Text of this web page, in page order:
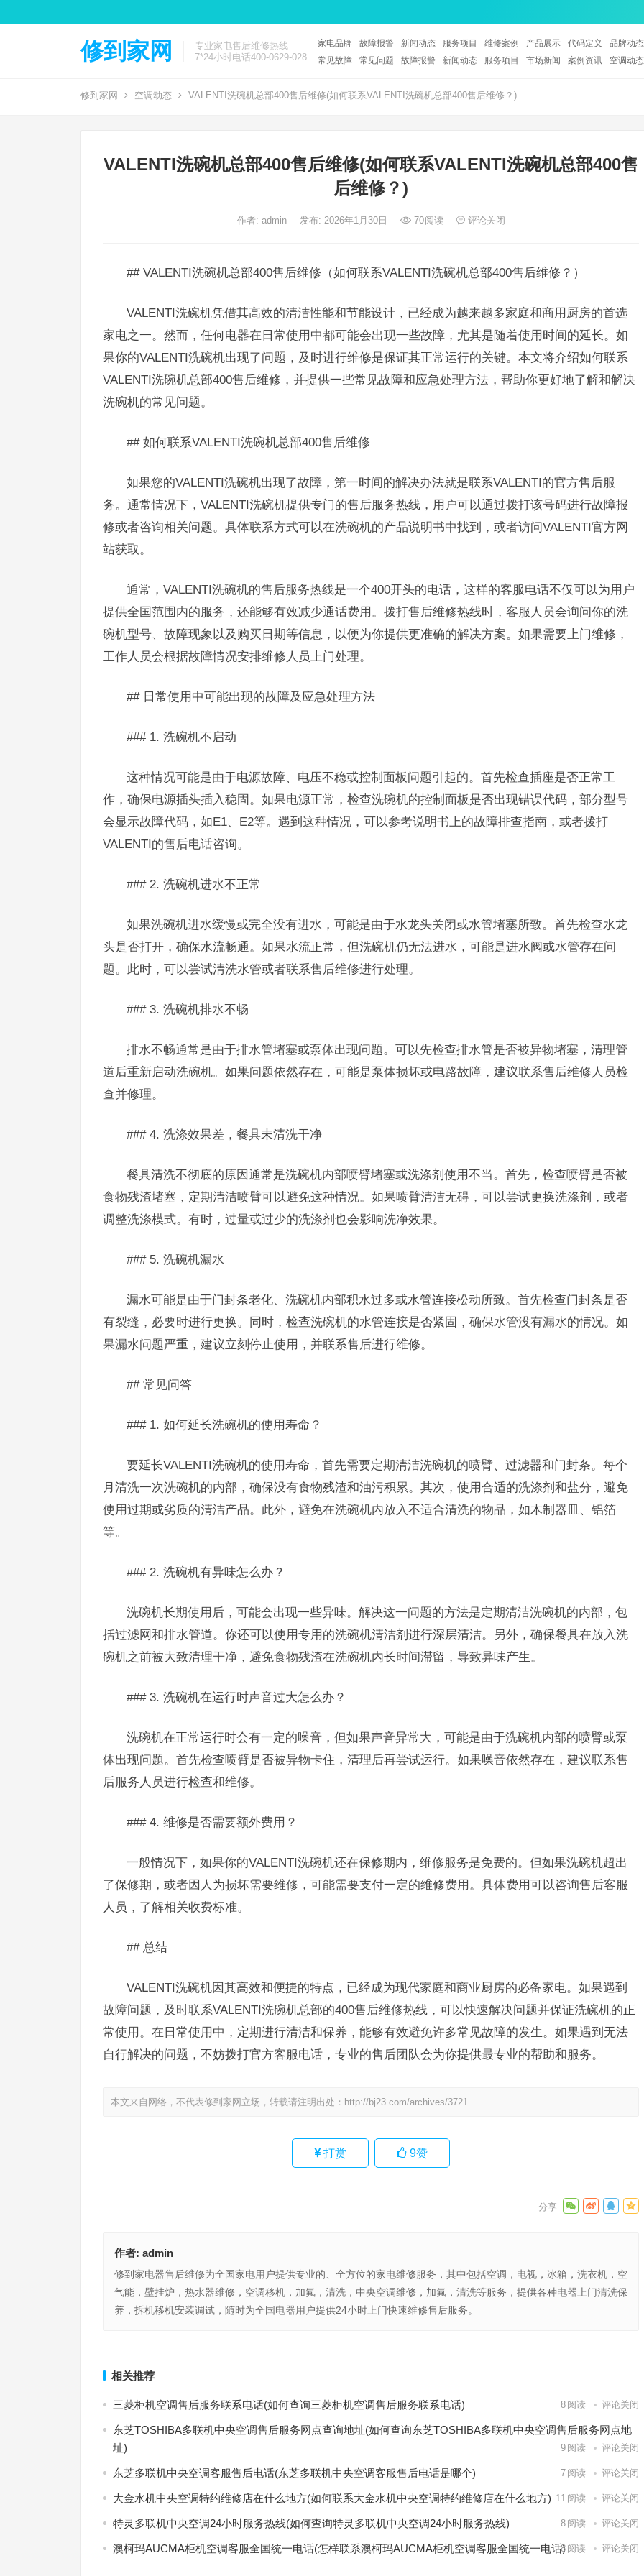
修到家网
专业家电售后维修热线
7*24小时电话400-0629-028
家电品牌 故障报警 新闻动态 服务项目 维修案例 产品展示 代码定义 品牌动态
常见故障
常见问题 故障报警 新闻动态 服务项目 市场新闻 案例资讯 空调动态
修到家网 空调动态 VALENTI洗碗机总部400售后维修(如何联系VALENTI洗碗机总部400售后维修？)
VALENTI洗碗机总部400售后维修(如何联系VALENTI洗碗机总部400售
后维修？)
作者: admin 发布: 2026年1月30日 70阅读 评论关闭
## VALENTI洗碗机总部400售后维修（如何联系VALENTI洗碗机总部400售后维修？）
VALENTI洗碗机凭借其高效的清洁性能和节能设计，已经成为越来越多家庭和商用厨房的首选
家电之一。然而，任何电器在日常使用中都可能会出现一些故障，尤其是随着使用时间的延长。如
果你的VALENTI洗碗机出现了问题，及时进行维修是保证其正常运行的关键。本文将介绍如何联系
VALENTI洗碗机总部400售后维修，并提供一些常见故障和应急处理方法，帮助你更好地了解和解决
洗碗机的常见问题。
## 如何联系VALENTI洗碗机总部400售后维修
如果您的VALENTI洗碗机出现了故障，第一时间的解决办法就是联系VALENTI的官方售后服
务。通常情况下，VALENTI洗碗机提供专门的售后服务热线，用户可以通过拨打该号码进行故障报
修或者咨询相关问题。具体联系方式可以在洗碗机的产品说明书中找到，或者访问VALENTI官方网
站获取。
通常，VALENTI洗碗机的售后服务热线是一个400开头的电话，这样的客服电话不仅可以为用户
提供全国范围内的服务，还能够有效减少通话费用。拨打售后维修热线时，客服人员会询问你的洗
碗机型号、故障现象以及购买日期等信息，以便为你提供更准确的解决方案。如果需要上门维修，
工作人员会根据故障情况安排维修人员上门处理。
## 日常使用中可能出现的故障及应急处理方法
### 1. 洗碗机不启动
这种情况可能是由于电源故障、电压不稳或控制面板问题引起的。首先检查插座是否正常工
作，确保电源插头插入稳固。如果电源正常，检查洗碗机的控制面板是否出现错误代码，部分型号
会显示故障代码，如E1、E2等。遇到这种情况，可以参考说明书上的故障排查指南，或者拨打
VALENTI的售后电话咨询。
### 2. 洗碗机进水不正常
如果洗碗机进水缓慢或完全没有进水，可能是由于水龙头关闭或水管堵塞所致。首先检查水龙
头是否打开，确保水流畅通。如果水流正常，但洗碗机仍无法进水，可能是进水阀或水管存在问
题。此时，可以尝试清洗水管或者联系售后维修进行处理。
### 3. 洗碗机排水不畅
排水不畅通常是由于排水管堵塞或泵体出现问题。可以先检查排水管是否被异物堵塞，清理管
道后重新启动洗碗机。如果问题依然存在，可能是泵体损坏或电路故障，建议联系售后维修人员检
查并修理。
### 4. 洗涤效果差，餐具未清洗干净
餐具清洗不彻底的原因通常是洗碗机内部喷臂堵塞或洗涤剂使用不当。首先，检查喷臂是否被
食物残渣堵塞，定期清洁喷臂可以避免这种情况。如果喷臂清洁无碍，可以尝试更换洗涤剂，或者
调整洗涤模式。有时，过量或过少的洗涤剂也会影响洗净效果。
### 5. 洗碗机漏水
漏水可能是由于门封条老化、洗碗机内部积水过多或水管连接松动所致。首先检查门封条是否
有裂缝，必要时进行更换。同时，检查洗碗机的水管连接是否紧固，确保水管没有漏水的情况。如
果漏水问题严重，建议立刻停止使用，并联系售后进行维修。
## 常见问答
### 1. 如何延长洗碗机的使用寿命？
要延长VALENTI洗碗机的使用寿命，首先需要定期清洁洗碗机的喷臂、过滤器和门封条。每个
月清洗一次洗碗机的内部，确保没有食物残渣和油污积累。其次，使用合适的洗涤剂和盐分，避免
使用过期或劣质的清洁产品。此外，避免在洗碗机内放入不适合清洗的物品，如木制器皿、铝箔
等。
### 2. 洗碗机有异味怎么办？
洗碗机长期使用后，可能会出现一些异味。解决这一问题的方法是定期清洁洗碗机的内部，包
括过滤网和排水管道。你还可以使用专用的洗碗机清洁剂进行深层清洁。另外，确保餐具在放入洗
碗机之前被大致清理干净，避免食物残渣在洗碗机内长时间滞留，导致异味产生。
### 3. 洗碗机在运行时声音过大怎么办？
洗碗机在正常运行时会有一定的噪音，但如果声音异常大，可能是由于洗碗机内部的喷臂或泵
体出现问题。首先检查喷臂是否被异物卡住，清理后再尝试运行。如果噪音依然存在，建议联系售
后服务人员进行检查和维修。
### 4. 维修是否需要额外费用？
一般情况下，如果你的VALENTI洗碗机还在保修期内，维修服务是免费的。但如果洗碗机超出
了保修期，或者因人为损坏需要维修，可能需要支付一定的维修费用。具体费用可以咨询售后客服
人员，了解相关收费标准。
## 总结
VALENTI洗碗机因其高效和便捷的特点，已经成为现代家庭和商业厨房的必备家电。如果遇到
故障问题，及时联系VALENTI洗碗机总部的400售后维修热线，可以快速解决问题并保证洗碗机的正
常使用。在日常使用中，定期进行清洁和保养，能够有效避免许多常见故障的发生。如果遇到无法
自行解决的问题，不妨拨打官方客服电话，专业的售后团队会为你提供最专业的帮助和服务。
本文来自网络，不代表修到家网立场，转载请注明出处： http://bj23.com/archives/3721
打赏 9赞
作者: admin
修到家电器售后维修为全国家电用户提供专业的、全方位的家电维修服务，其中包括空调，电视，冰箱，洗衣机，空
气能，壁挂炉，热水器维修，空调移机，加氟，清洗，中央空调维修，加氟，清洗等服务，提供各种电器上门清洗保
养，拆机移机安装调试，随时为全国电器用户提供24小时上门快速维修售后服务。
相关推荐
三菱柜机空调售后服务联系电话(如何查询三菱柜机空调售后服务联系电话) 8 阅读 评论关闭
东芝TOSHIBA多联机中央空调售后服务网点查询地址(如何查询东芝TOSHIBA多联机中央空调售后服务网点地
址)
9 阅读 评论关闭
东芝多联机中央空调客服售后电话(东芝多联机中央空调客服售后电话是哪个) 7 阅读 评论关闭
大金水机中央空调特约维修店在什么地方(如何联系大金水机中央空调特约维修店在什么地方) 11 阅读 评论关闭
特灵多联机中央空调24小时服务热线(如何查询特灵多联机中央空调24小时服务热线) 8 阅读 评论关闭
澳柯玛AUCMA柜机空调客服全国统一电话(怎样联系澳柯玛AUCMA柜机空调客服全国统一电话)
8 阅读 评论关闭